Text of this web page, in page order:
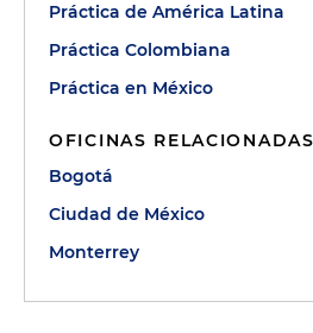
Práctica de América Latina
Práctica Colombiana
Práctica en México
OFICINAS RELACIONADAS
Bogotá
Ciudad de México
Monterrey